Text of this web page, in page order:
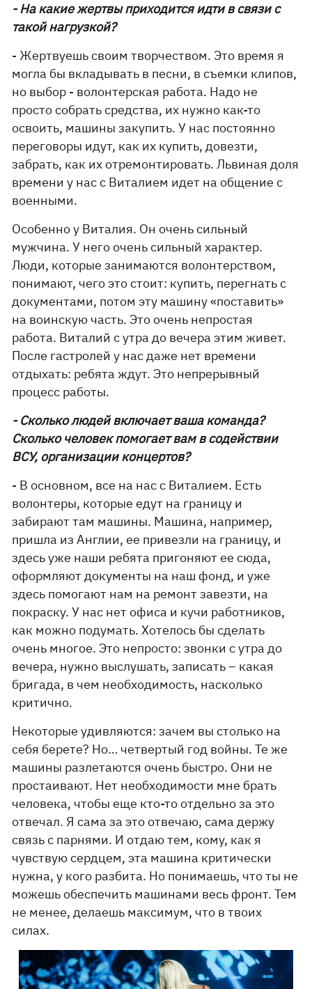
- На какие жертвы приходится идти в связи с
такой нагрузкой?
- Жертвуешь своим творчеством. Это время я
могла бы вкладывать в песни, в съемки клипов,
но выбор - волонтерская работа. Надо не
просто собрать средства, их нужно как-то
освоить, машины закупить. У нас постоянно
переговоры идут, как их купить, довезти,
забрать, как их отремонтировать. Львиная доля
времени у нас с Виталием идет на общение с
военными.
Особенно у Виталия. Он очень сильный
мужчина. У него очень сильный характер.
Люди, которые занимаются волонтерством,
понимают, чего это стоит: купить, перегнать с
документами, потом эту машину «поставить»
на воинскую часть. Это очень непростая
работа. Виталий с утра до вечера этим живет.
После гастролей у нас даже нет времени
отдыхать: ребята ждут. Это непрерывный
процесс работы.
- Сколько людей включает ваша команда?
Сколько человек помогает вам в содействии
ВСУ, организации концертов?
- В основном, все на нас с Виталием. Есть
волонтеры, которые едут на границу и
забирают там машины. Машина, например,
пришла из Англии, ее привезли на границу, и
здесь уже наши ребята пригоняют ее сюда,
оформляют документы на наш фонд, и уже
здесь помогают нам на ремонт завезти, на
покраску. У нас нет офиса и кучи работников,
как можно подумать. Хотелось бы сделать
очень многое. Это непросто: звонки с утра до
вечера, нужно выслушать, записать – какая
бригада, в чем необходимость, насколько
критично.
Некоторые удивляются: зачем вы столько на
себя берете? Но… четвертый год войны. Те же
машины разлетаются очень быстро. Они не
простаивают. Нет необходимости мне брать
человека, чтобы еще кто-то отдельно за это
отвечал. Я сама за это отвечаю, сама держу
связь с парнями. И отдаю тем, кому, как я
чувствую сердцем, эта машина критически
нужна, у кого разбита. Но понимаешь, что ты не
можешь обеспечить машинами весь фронт. Тем
не менее, делаешь максимум, что в твоих
силах.